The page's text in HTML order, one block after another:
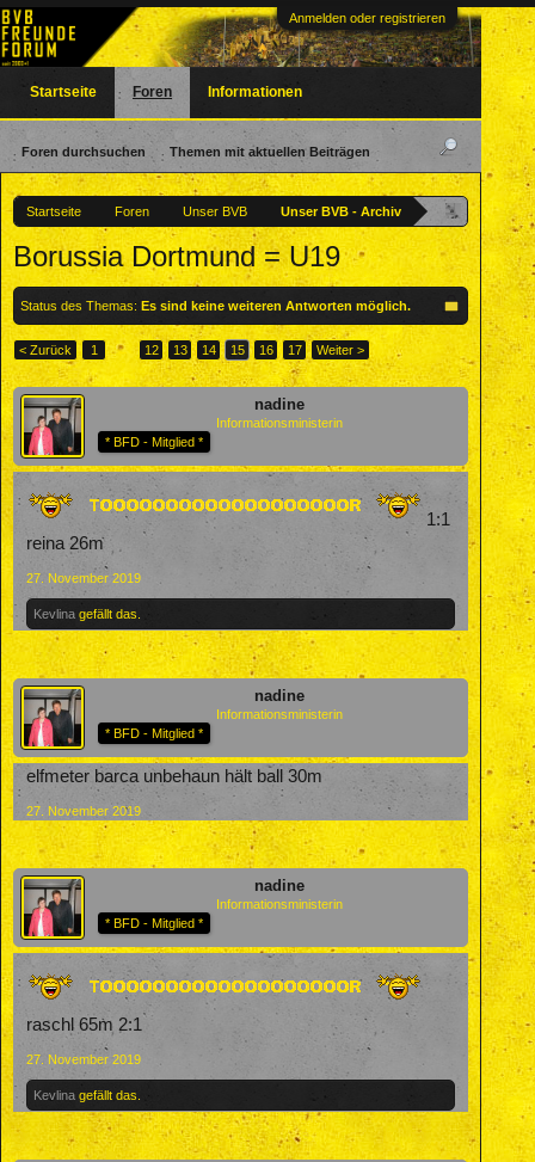
Anmelden oder registrieren
Startseite Foren Unser BVB Unser BVB - Archiv
Borussia Dortmund = U19
Status des Themas: Es sind keine weiteren Antworten möglich.
< Zurück 1 ← 12 13 14 15 16 17 Weiter >
nadine
Informationsministerin
* BFD - Mitglied *
1:1
reina 26m
27. November 2019
Kevlina gefällt das.
nadine
Informationsministerin
* BFD - Mitglied *
elfmeter barca unbehaun hält ball 30m
27. November 2019
nadine
Informationsministerin
* BFD - Mitglied *
raschl 65m 2:1
27. November 2019
Kevlina gefällt das.
Startseite Foren
Foren durchsuchen Themen mit aktuellen Beiträgen
Informationen